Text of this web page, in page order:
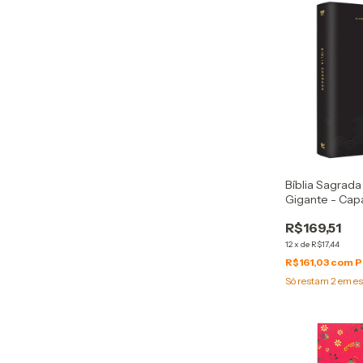
Bíblia
Gigante -
R$169,51
12xde R$17,44
R$161,03 com
Só restam2em